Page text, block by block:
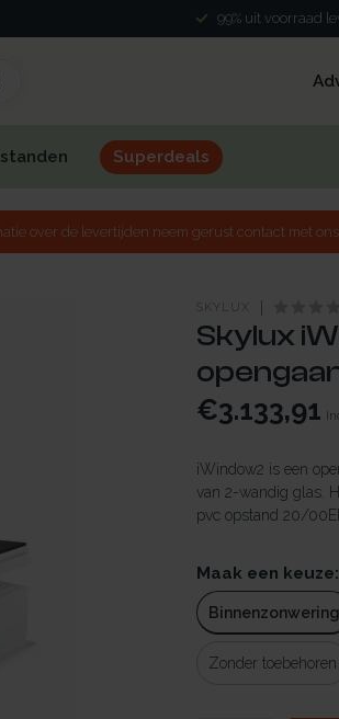
99% uit voorraad
Superdeals
over de levertijden neem gerust contact met ons
SKYLUX
Skylux
€3.133,91
iWindow2 is een
van 2-wandig glas.
pvc opstand 20/
Maak een keuze:
Binnenzonwering
Zonder toebehoren